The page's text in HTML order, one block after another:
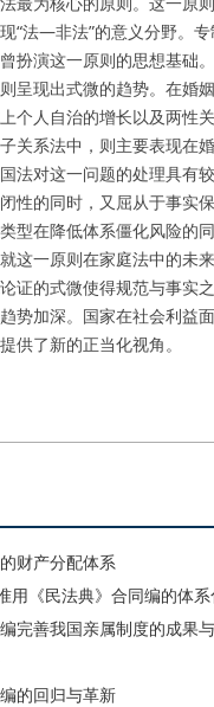
“法—非法”的意义分野。
扮演这一原则的思想基础
呈现出式微的趋势。在婚
个人自治的增长以及两性
关系法中，则主要表现在
法对这一问题的处理具有
性的同时，又屈从于事实
型在降低体系僵化风险的
这一原则在家庭法中的未
证的式微使得规范与事实
势加深。国家在社会利益
供了新的正当化视角。
财产分配体系
用《民法典》合同编的体
完善我国亲属制度的成果
的回归与革新